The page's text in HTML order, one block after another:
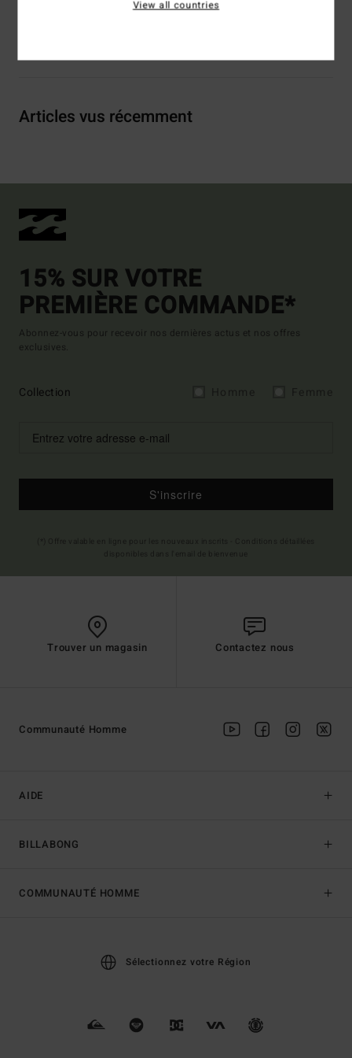
Articles vus récemment
15% SUR VOTRE
PREMIÈRE COMMANDE*
Abonnez-vous pour recevoir nos dernières actus et nos offres
exclusives.
Collection
S'inscrire
Trouver un magasin Contactez nous
AIDE
BILLABONG
Communauté Homme
COMMUNAUTÉ HOMME
Sélectionnez votre Région
View all countries